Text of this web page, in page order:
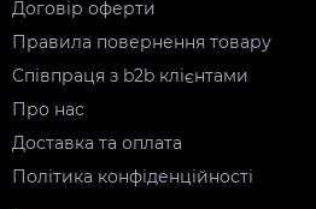
Договір оферти
Правила повернення товару
Співпраця з b2b клієнтами
Про нас
Доставка та оплата
Політика конфіденційності